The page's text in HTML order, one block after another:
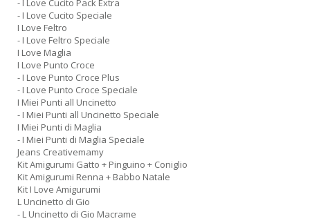
- I Love Cucito Pack Extra
- I Love Cucito Speciale
I Love Feltro
- I Love Feltro Speciale
I Love Maglia
I Love Punto Croce
- I Love Punto Croce Plus
- I Love Punto Croce Speciale
I Miei Punti all Uncinetto
- I Miei Punti all Uncinetto Speciale
I Miei Punti di Maglia
- I Miei Punti di Maglia Speciale
Jeans Creativemamy
Kit Amigurumi Gatto + Pinguino + Coniglio
Kit Amigurumi Renna + Babbo Natale
Kit I Love Amigurumi
L Uncinetto di Gio
- L Uncinetto di Gio Macrame